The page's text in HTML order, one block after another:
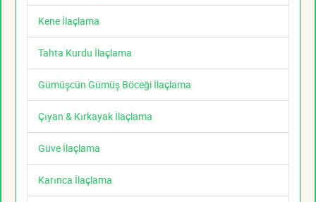
Kene İlaçlama
Tahta Kurdu İlaçlama
Gümüşcün Gümüş Böceği İlaçlama
Çıyan & Kırkayak İlaçlama
Güve İlaçlama
Karınca İlaçlama